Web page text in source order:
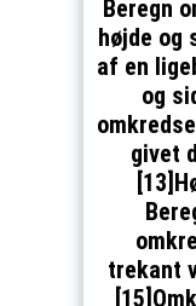
Beregn
højde og
af en
og
givet
trekant